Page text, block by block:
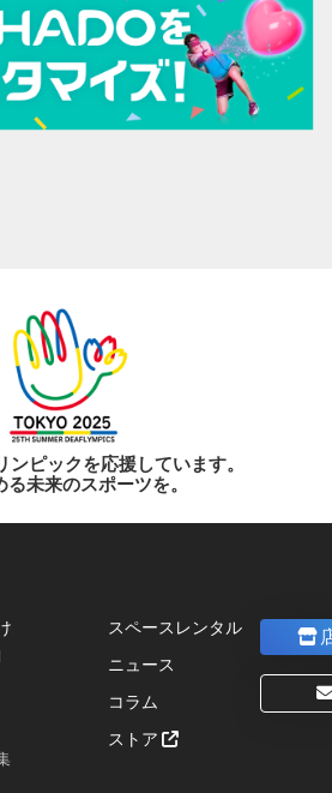
ンピックを応援しています。
未来のスポーツを。
スペースレンタル
ニュース
コラム
ストア